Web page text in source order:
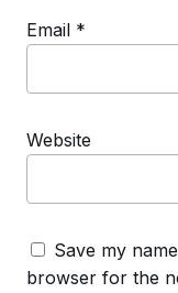
Email *
Website
Save my
browser for the